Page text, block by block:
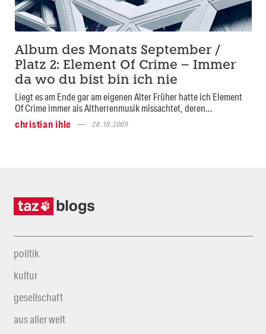
Album des Monats September /
Platz 2: Element Of Crime – Immer
da wo du bist bin ich nie
Liegt es am Ende gar am eigenen Alter Früher hatte ich Element
Of Crime immer als Altherrenmusik missachtet, deren...
christian ihle
28.10.2009
politik
kultur
gesellschaft
aus aller welt